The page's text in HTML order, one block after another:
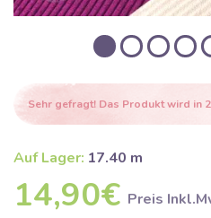
Sehr gefragt! Das Produkt wird in
Auf Lager: 17.40 m
14,90€ Preis